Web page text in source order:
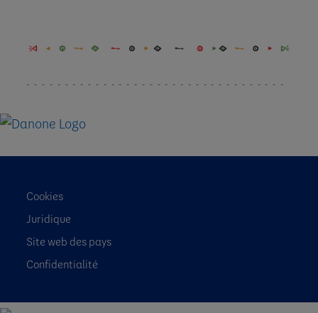
Cookies
Juridique
Site web des pays
Confidentialité